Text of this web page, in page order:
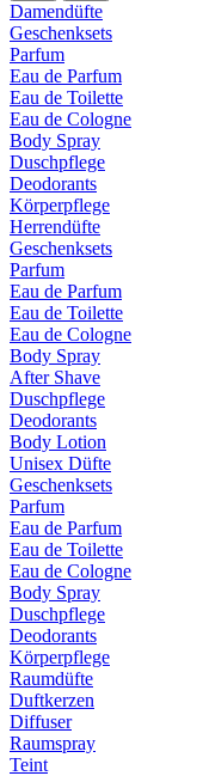
Damendüfte
Geschenksets
Parfum
Eau de Parfum
Eau de Toilette
Eau de Cologne
Body Spray
Duschpflege
Deodorants
Körperpflege
Herrendüfte
Geschenksets
Parfum
Eau de Parfum
Eau de Toilette
Eau de Cologne
Body Spray
After Shave
Duschpflege
Deodorants
Body Lotion
Unisex Düfte
Geschenksets
Parfum
Eau de Parfum
Eau de Toilette
Eau de Cologne
Body Spray
Duschpflege
Deodorants
Körperpflege
Raumdüfte
Duftkerzen
Diffuser
Raumspray
Teint